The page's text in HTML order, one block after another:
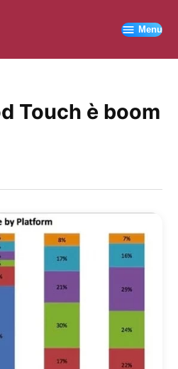
Menu
Touch è boom